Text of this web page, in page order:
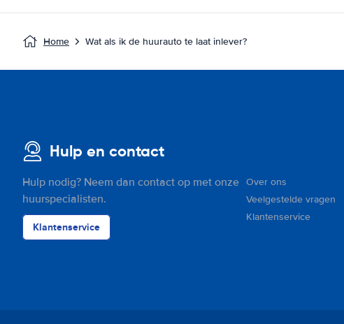
Home Wat als ik de huurauto te laat inlever?
Hulp en contact
Hulp nodig? Neem dan contact op met onze
huurspecialisten.
Klantenservice
Over ons
Veelgestelde vragen
Klantenservice